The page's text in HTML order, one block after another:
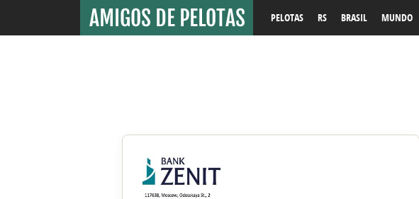
PELOTAS RS BRASIL MUNDO